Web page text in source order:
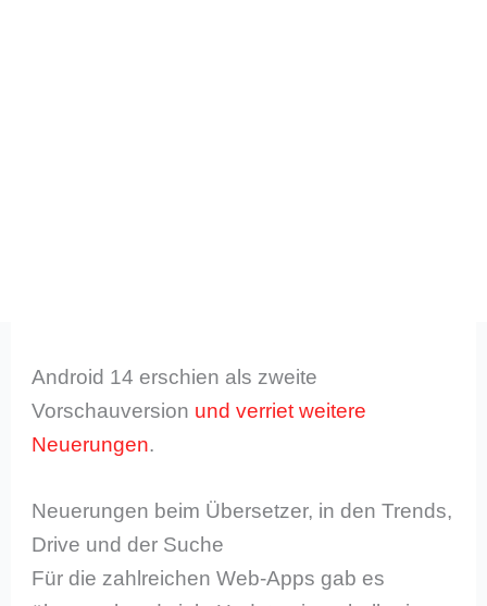
Android 14 erschien als zweite
Vorschauversion und verriet weitere
Neuerungen.
Neuerungen beim Übersetzer, in den Trends,
Drive und der Suche
Für die zahlreichen Web-Apps gab es